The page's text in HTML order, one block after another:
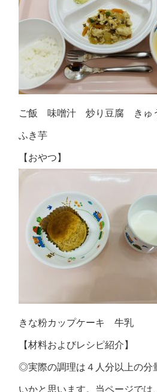
ご飯 味噌汁 炒り豆腐 きゅ
ふき芋
【おやつ】
きな粉カップケーキ 牛乳
【材料およびレシピ紹介】
◎実際の調理は４人分以上の分
いかと思います。当ページでは